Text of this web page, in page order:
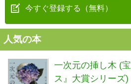
今すぐ登録する（無料）
人気の本
一次元の挿し木 (
ス』大賞シリーズ)